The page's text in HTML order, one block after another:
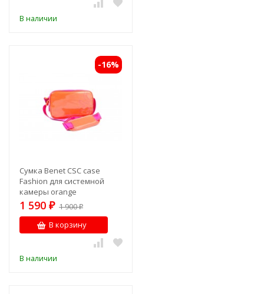
В наличии
-16%
Сумка Benet CSC case
Fashion для системной
камеры orange
1 590 ₽ 1 900₽
В корзину
В наличии